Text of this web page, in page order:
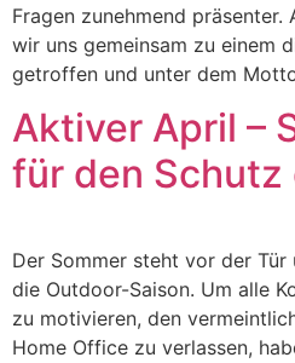
Fragen zunehmend präsenter.
wir uns gemeinsam zu einem
getroffen und unter dem
Aktiver April –
für den Schutz
Der Sommer steht vor der
die Outdoor-Saison. Um alle
zu motivieren, den
Home Office zu verlassen,